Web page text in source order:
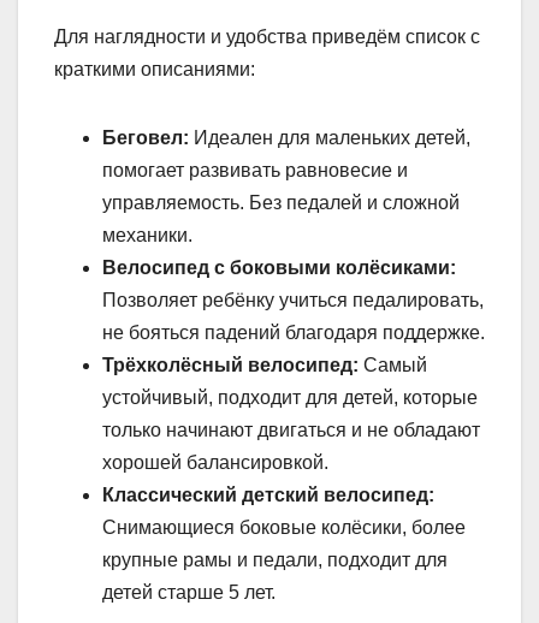
Для наглядности и удобства приведём список с
краткими описаниями:
Беговел: Идеален для маленьких детей,
помогает развивать равновесие и
управляемость. Без педалей и сложной
механики.
Велосипед с боковыми колёсиками:
Позволяет ребёнку учиться педалировать,
не бояться падений благодаря поддержке.
Трёхколёсный велосипед: Самый
устойчивый, подходит для детей, которые
только начинают двигаться и не обладают
хорошей балансировкой.
Классический детский велосипед:
Снимающиеся боковые колёсики, более
крупные рамы и педали, подходит для
детей старше 5 лет.